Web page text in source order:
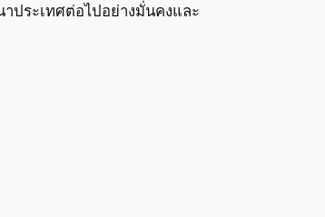
ประเทศต่อไปอย่างมั่นคงและ